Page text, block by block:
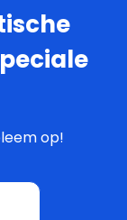
op!